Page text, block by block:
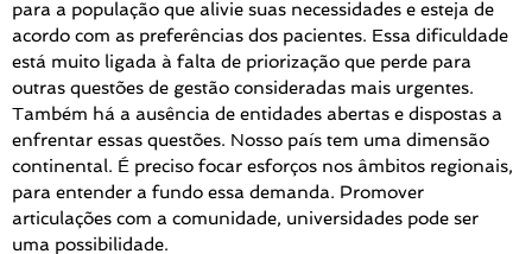
para a população que alivie suas necessidades e esteja de
acordo com as preferências dos pacientes. Essa dificuldade
está muito ligada à falta de priorização que perde para
outras questões de gestão consideradas mais urgentes.
Também há a ausência de entidades abertas e dispostas a
enfrentar essas questões. Nosso país tem uma dimensão
continental. É preciso focar esforços nos âmbitos regionais,
para entender a fundo essa demanda. Promover
articulações com a comunidade, universidades pode ser
uma possibilidade.